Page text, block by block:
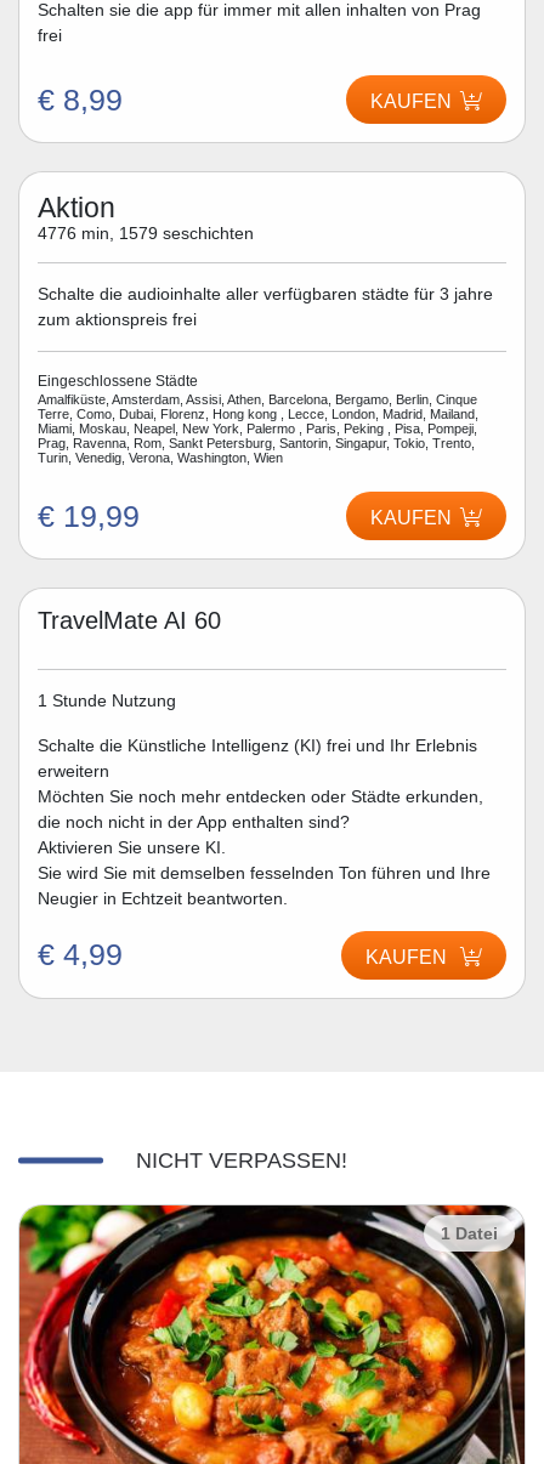
Schalten sie die app für immer mit allen inhalten von Prag
frei
€ 8,99 KAUFEN
Aktion
4776 min, 1579 seschichten
Schalte die audioinhalte aller verfügbaren städte für 3 jahre
zum aktionspreis frei
Eingeschlossene Städte
Amalfiküste, Amsterdam, Assisi, Athen, Barcelona, Bergamo, Berlin, Cinque
Terre, Como, Dubai, Florenz, Hong kong , Lecce, London, Madrid, Mailand,
Miami, Moskau, Neapel, New York, Palermo , Paris, Peking , Pisa, Pompeji,
Prag, Ravenna, Rom, Sankt Petersburg, Santorin, Singapur, Tokio, Trento,
Turin, Venedig, Verona, Washington, Wien
€ 19,99 KAUFEN
TravelMate AI 60
1 Stunde Nutzung
Schalte die Künstliche Intelligenz (KI) frei und Ihr Erlebnis
erweitern
Möchten Sie noch mehr entdecken oder Städte erkunden,
die noch nicht in der App enthalten sind?
Aktivieren Sie unsere KI.
Sie wird Sie mit demselben fesselnden Ton führen und Ihre
Neugier in Echtzeit beantworten.
€ 4,99 KAUFEN
NICHT VERPASSEN!
1 Datei